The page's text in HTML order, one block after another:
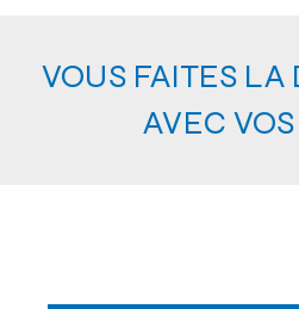
VOUS FAITES
AVEC